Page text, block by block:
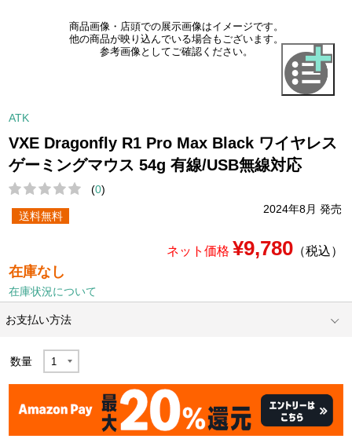
商品画像・店頭での展示画像はイメージです。
他の商品が映り込んでいる場合もございます。
参考画像としてご確認ください。
ATK
VXE Dragonfly R1 Pro Max Black ワイヤレス
ゲーミングマウス 54g 有線/USB無線対応
(0)
2024年8月 発売
送料無料
ネット価格 ¥9,780（税込）
在庫なし
在庫状況について
お支払い方法
数量